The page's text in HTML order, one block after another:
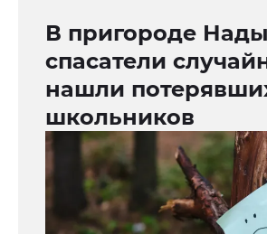
В пригороде
спасатели
нашли
школьников